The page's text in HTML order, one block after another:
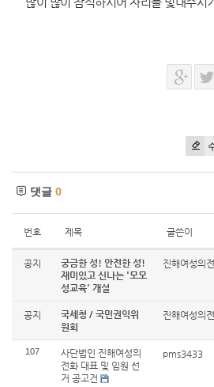
댓글 0
번호 제목 글쓴이
공지
궁금한 성! 안전한 성!
재미있고 신나는 '모모
성교육' 개설
진해여성의
공지
국세청 / 국민권익위
원회
진해여성의
107
사단법인 진해여성의
전화 대표 및 임원 선
거 공고건
pms3433